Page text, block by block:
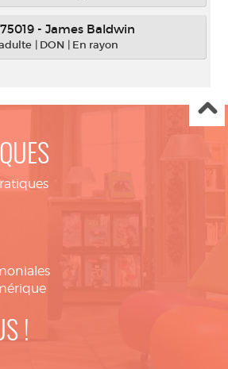
75019 - James Baldwin
| DON | En rayon
!